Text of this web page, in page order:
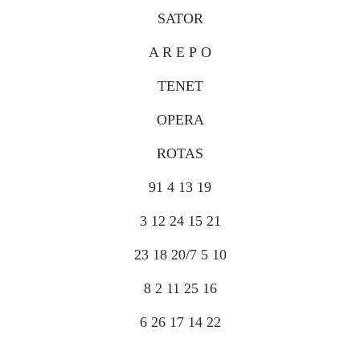
SATOR
A R Е Р О
TENET
OPERA
ROTAS
91 4 13 19
3 12 24 15 21
23 18 20/7 5 10
8 2 11 25 16
6 26 17 14 22